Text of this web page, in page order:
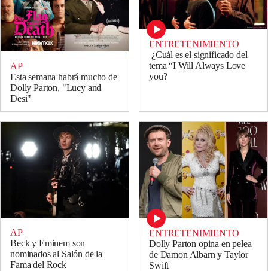
AP
Esta semana habrá mucho de
Dolly Parton, "Lucy and
Desi"
ENTRETENIMIENTO
¿Cuál es el significado del
tema “I Will Always Love
you?
AP
Beck y Eminem son
nominados al Salón de la
Fama del Rock
ENTRETENIMIENTO
Dolly Parton opina en pelea
de Damon Albarn y Taylor
Swift